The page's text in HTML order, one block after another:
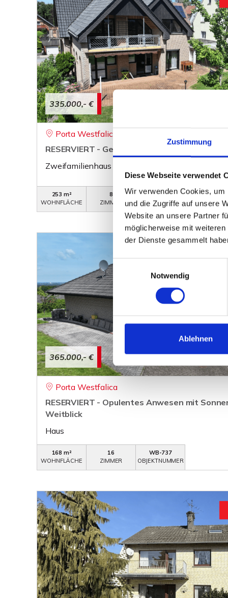
Zustimmung
Diese Webseite verwendet
Wir verwenden Cookies,
und die Zugriffe auf unsere
Website an unsere Partner
möglicherweise mit
der Dienste gesammelt
Einwilligungsauswahl
Notwendig
Ablehnen
335.000,- €
Porta Westfalica
RESERVIERT - Gepflegtes Zweifamilienhaus
Zweifamilienhaus
253 m²
WOHNFLÄCHE
8
ZIMMER
WB-743
OBJEKTNUMMER
365.000,- €
Porta Westfalica
RESERVIERT - Opulentes Anwesen mit
Weitblick
Haus
168 m²
WOHNFLÄCHE
16
ZIMMER
WB-737
OBJEKTNUMMER